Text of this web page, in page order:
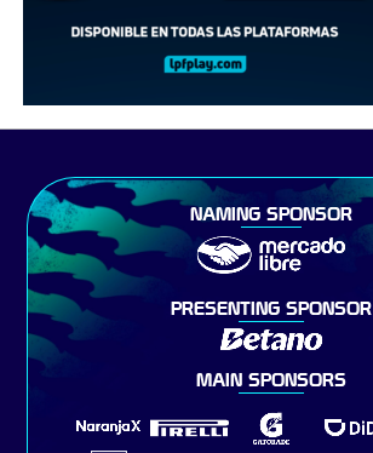
NAMING SPONSOR
PRESENTING SPONSOR
MAIN SPONSORS